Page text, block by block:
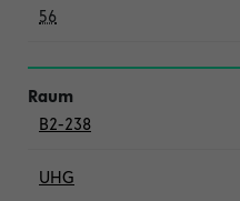
56
B2-238
UHG